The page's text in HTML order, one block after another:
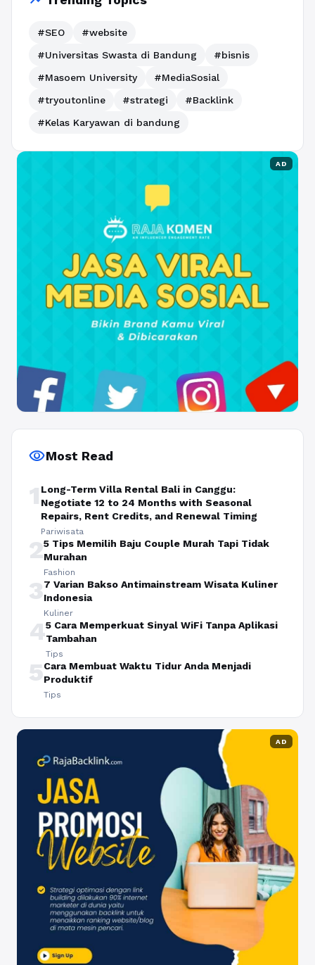
#SEO
#website
#Universitas Swasta di Bandung
#bisnis
#Masoem University
#MediaSosial
#tryoutonline
#strategi
#Backlink
#Kelas Karyawan di bandung
AD
visibilityMost Read
1 Long-Term Villa Rental Bali in Canggu:
Negotiate 12 to 24 Months with Seasonal
Repairs, Rent Credits, and Renewal Timing
Pariwisata
25 Tips Memilih Baju Couple Murah Tapi Tidak
Murahan
Fashion
37 Varian Bakso Antimainstream Wisata Kuliner
Indonesia
Kuliner
45 Cara Memperkuat Sinyal WiFi Tanpa Aplikasi
Tambahan
Tips
5Cara Membuat Waktu Tidur Anda Menjadi
Produktif
Tips
AD